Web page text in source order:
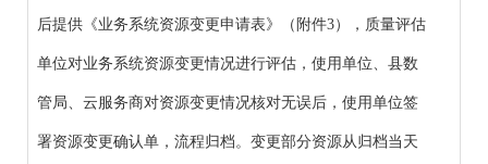
后提供《业务系统资源变更申请表》（附件3），质量评估
单位对业务系统资源变更情况进行评估，使用单位、县数
管局、云服务商对资源变更情况核对无误后，使用单位签
署资源变更确认单，流程归档。变更部分资源从归档当天